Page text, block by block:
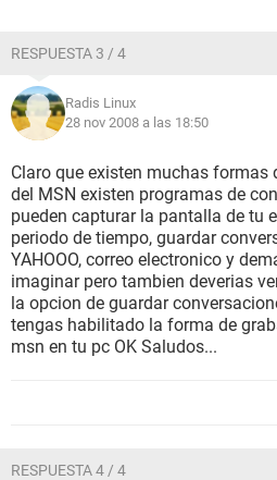
RESPUESTA 3 / 4
Radis Linux
28 nov 2008 a las 18:50
Claro que existen muchas formas
del MSN existen programas de
pueden capturar la pantalla de tu
periodo de tiempo, guardar
YAHOOO, correo electronico y
imaginar pero tambien deverias
la opcion de guardar
tengas habilitado la forma de
msn en tu pc OK Saludos...
RESPUESTA 4 / 4